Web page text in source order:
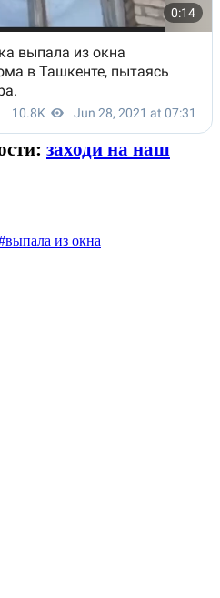
заходи на наш
из окна